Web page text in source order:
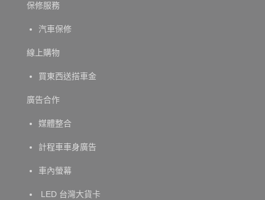
保修服務
汽車保修
線上購物
買東西送搭車金
廣告合作
媒體整合
計程車車身廣告
車內螢幕
LED 台灣大貨卡